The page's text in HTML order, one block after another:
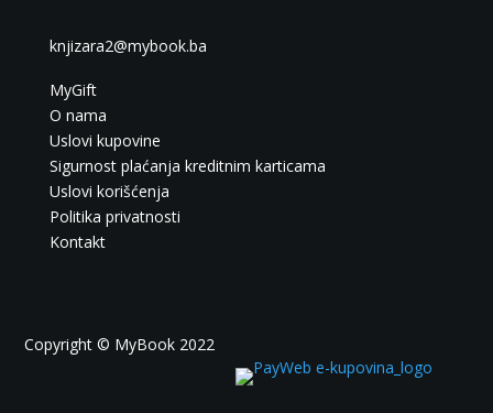
knjizara2@mybook.ba
MyGift
O nama
Uslovi kupovine
Sigurnost plaćanja kreditnim karticama
Uslovi korišćenja
Politika privatnosti
Kontakt
Copyright © MyBook 2022